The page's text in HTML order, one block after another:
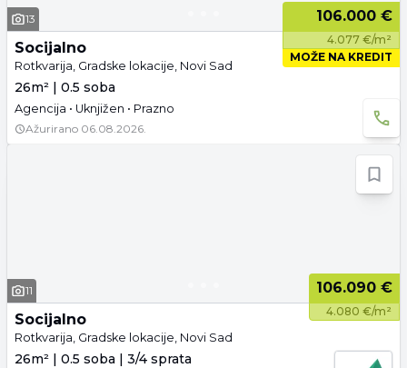
13 106.000 €
4.077 €/m²
MOŽE NA KREDIT
Socijalno
Rotkvarija, Gradske lokacije, Novi Sad
26m² | 0.5 soba
Agencija • Uknjižen • Prazno
Ažurirano 06.08.2026.
11 106.090 €
4.080 €/m²
Socijalno
Rotkvarija, Gradske lokacije, Novi Sad
26m² | 0.5 soba | 3/4 sprata